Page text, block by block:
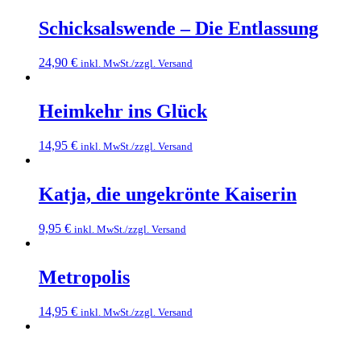
Schicksalswende – Die Entlassung
24,90 € inkl. MwSt./zzgl. Versand
Heimkehr ins Glück
14,95 € inkl. MwSt./zzgl. Versand
Katja, die ungekrönte Kaiserin
9,95 € inkl. MwSt./zzgl. Versand
Metropolis
14,95 € inkl. MwSt./zzgl. Versand